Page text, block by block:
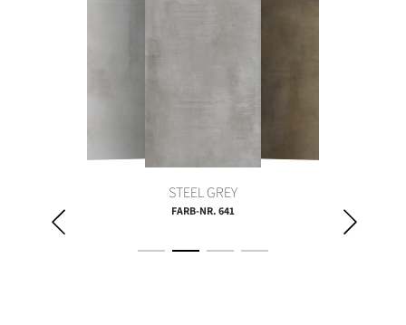
STEEL GREY
FARB-NR. 641